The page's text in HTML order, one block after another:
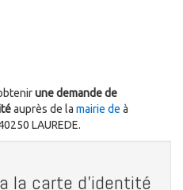
une demande de
auprès de la mairie de à
LAUREDE.
la carte d'identité